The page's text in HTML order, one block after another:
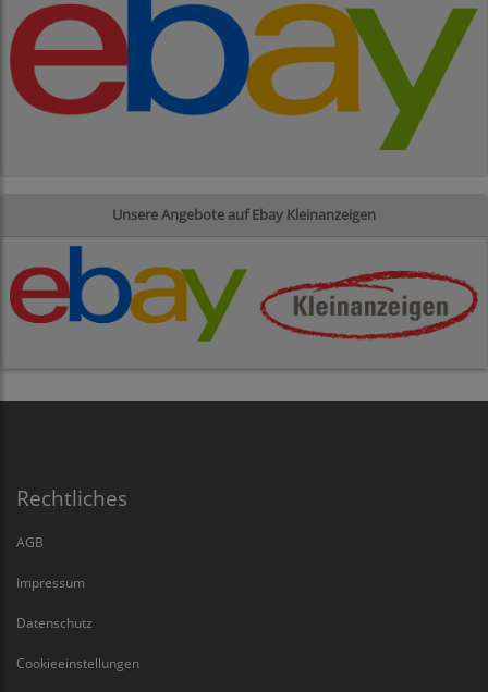
Unsere Angebote auf Ebay Kleinanzeigen
Rechtliches
AGB
Impressum
Datenschutz
Cookieeinstellungen